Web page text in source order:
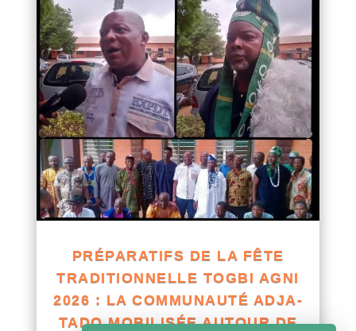
PRÉPARATIFS DE LA FÊTE
TRADITIONNELLE TOGBI AGNI
2026 : LA COMMUNAUTÉ ADJA-
TADO MOBILISÉE AUTOUR DE